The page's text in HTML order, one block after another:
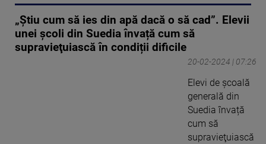
„Știu cum să ies din apă dacă o să cad”. Elevii
unei școli din Suedia învață cum să
supravieţuiască în condiții dificile
20-02-2024 | 07:26
Elevi de școală
generală din
Suedia învață
cum să
supravieţuiască